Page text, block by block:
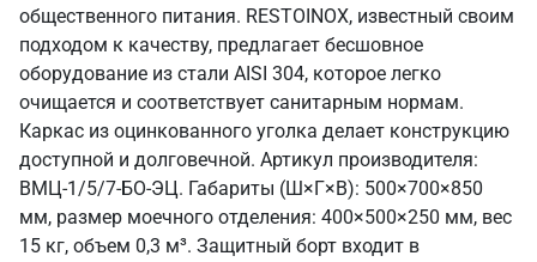
общественного питания. RESTOINOX, известный своим
подходом к качеству, предлагает бесшовное
оборудование из стали AISI 304, которое легко
очищается и соответствует санитарным нормам.
Каркас из оцинкованного уголка делает конструкцию
доступной и долговечной. Артикул производителя:
ВМЦ-1/5/7-БО-ЭЦ. Габариты (Ш×Г×В): 500×700×850
мм, размер моечного отделения: 400×500×250 мм, вес
15 кг, объем 0,3 м³. Защитный борт входит в